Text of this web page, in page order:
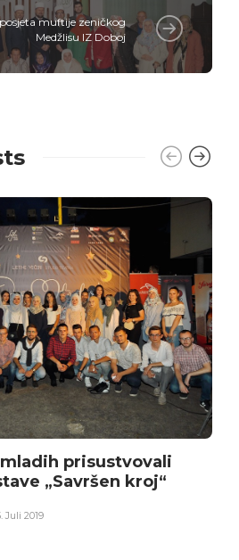
muftije zeničkog
Medžlisu IZ Doboj
prisustvovali
„Savršen kroj“
Juli 2019